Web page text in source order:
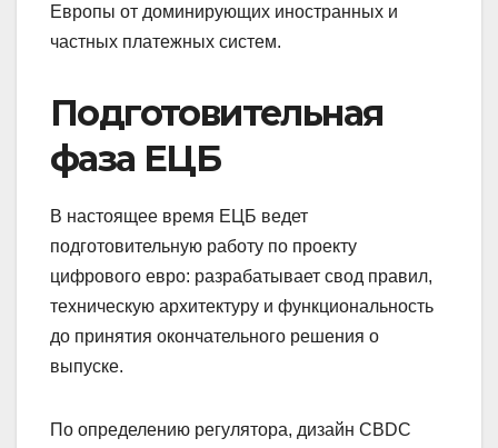
Европы от доминирующих иностранных и
частных платежных систем.
Подготовительная
фаза ЕЦБ
В настоящее время ЕЦБ ведет
подготовительную работу по проекту
цифрового евро: разрабатывает свод правил,
техническую архитектуру и функциональность
до принятия окончательного решения о
выпуске.
По определению регулятора, дизайн CBDC